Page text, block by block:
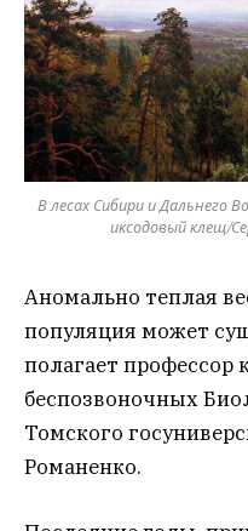
В лесах Сибири и Дальнего
иксодовый клещ/
Аномально теплая
популяция может
полагает профессор
беспозвоночных
Томского
Романенко.